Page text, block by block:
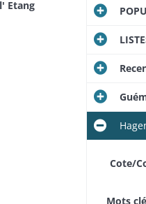
Etang
Cote/
Mots